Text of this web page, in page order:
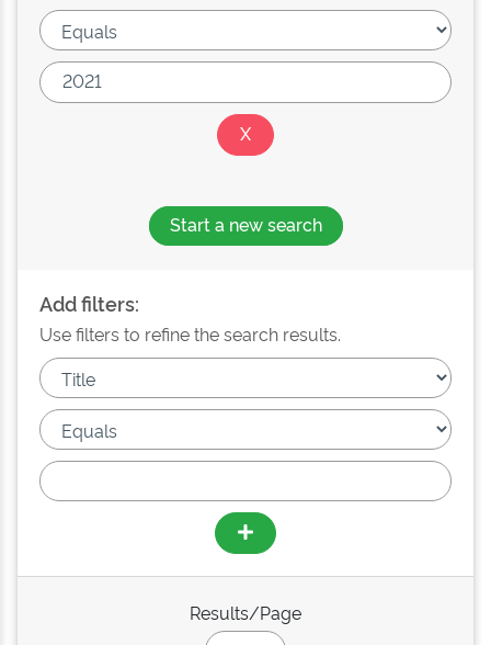
Start a new search
Add filters:
Use filters to refine the search results.
Results/Page